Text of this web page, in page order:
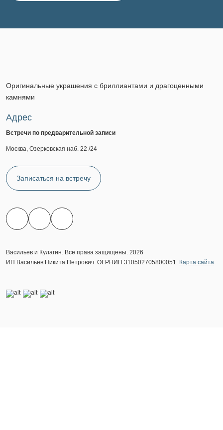
Оригинальные украшения с бриллиантами и драгоценными
камнями
Адрес
Встречи по предварительной записи
Москва, Озерковская наб. 22 /24
Записаться на встречу
Васильев и Кулагин. Все права защищены. 2026
ИП Васильев Никита Петрович. ОГРНИП 310502705800051. Карта сайта